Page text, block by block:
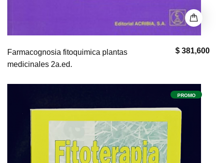
$ 381,600
Farmacognosia fitoquimica plantas
medicinales 2a.ed.
PROMO